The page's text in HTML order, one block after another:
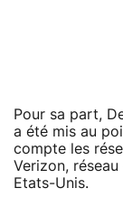
Pour sa part,
a été mis au
compte les
Verizon,
Etats-Unis.